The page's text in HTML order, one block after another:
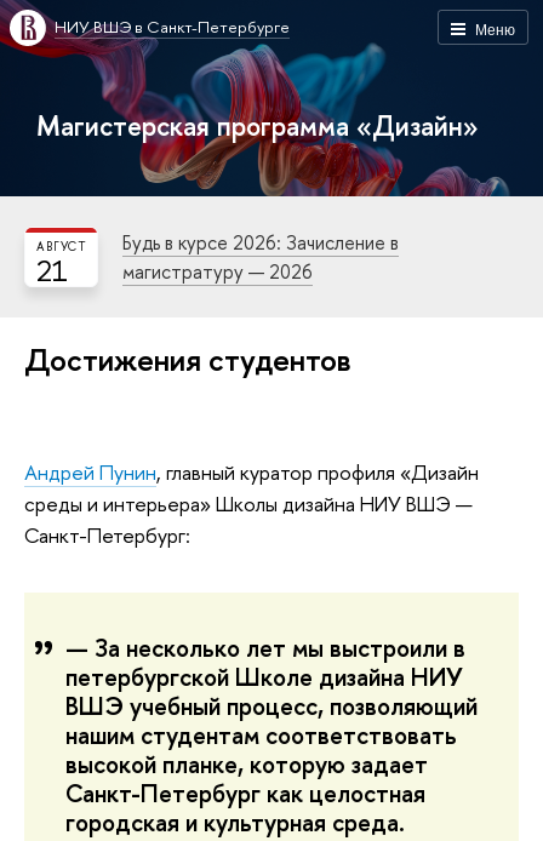
Меню
НИУ ВШЭ в Санкт-Петербурге
Магистерская программа «Дизайн»
21
АВГУСТ
Будь в курсе 2026: Зачисление в
магистратуру — 2026
Достижения студентов
Андрей Пунин, главный куратор профиля «Дизайн
среды и интерьера» Школы дизайна НИУ ВШЭ —
Санкт-Петербург:
— За несколько лет мы выстроили в
петербургской Школе дизайна НИУ
ВШЭ учебный процесс, позволяющий
нашим студентам соответствовать
высокой планке, которую задает
Санкт-Петербург как целостная
городская и культурная среда.